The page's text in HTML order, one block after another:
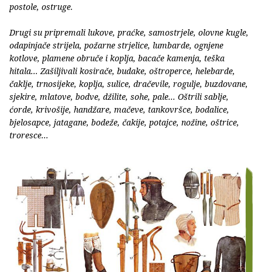
postole, ostruge.
Drugi su pripremali lukove, praćke, samostrjele, olovne kugle,
odapinjače strijela, požarne strjelice, lumbarde, ognjene
kotlove, plamene obruče i koplja, bacače kamenja, teška
hitala... Zašiljivali kosirače, budake, oštroperce, helebarde,
čaklje, trnosijeke, koplja, sulice, dračevile, rogulje, buzdovane,
sjekire, mlatove, bodve, džilite, sohe, pale... Oštrili sablje,
ćorde, krivošije, handžare, mačeve, tankovršce, bodalice,
bjelosapce, jatagane, bodeže, čakije, potajce, nožine, oštrice,
troresce...